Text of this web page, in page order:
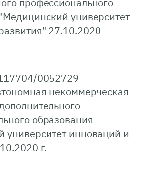
профессионального
университет
27.10.2020
0052729
некоммерческая
образования
университет инноваций и
г.